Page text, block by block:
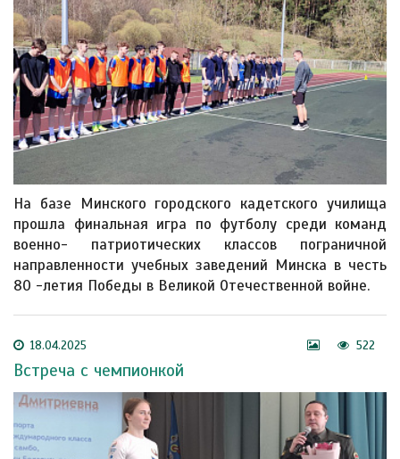
На базе Минского городского кадетского училища
прошла финальная игра по футболу среди команд
военно- патриотических классов пограничной
направленности учебных заведений Минска в честь
80 -летия Победы в Великой Отечественной войне.
18.04.2025 522
Встреча с чемпионкой